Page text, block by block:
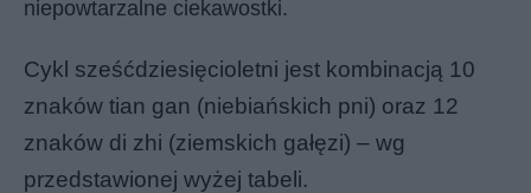
niepowtarzalne ciekawostki.
Cykl sześćdziesięcioletni jest kombinacją 10
znaków tian gan (niebiańskich pni) oraz 12
znaków di zhi (ziemskich gałęzi) – wg
przedstawionej wyżej tabeli.